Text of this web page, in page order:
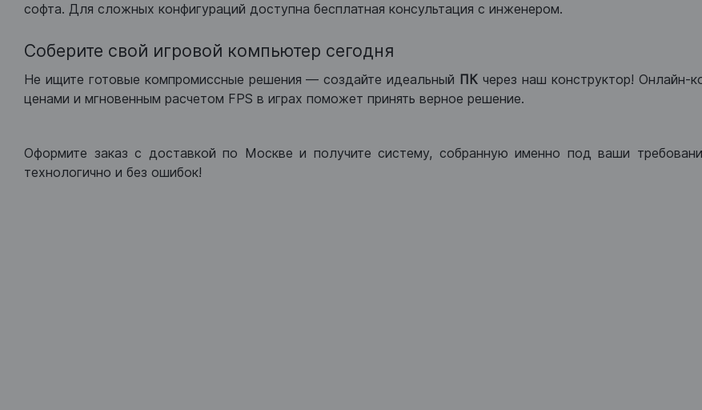
софта. Для сложных конфигураций доступна бесплатная консультация с инженером.
Соберите свой игровой компьютер сегодня
Не ищите готовые компромиссные решения — создайте идеальный ПК через наш конструктор! Онлайн-
ценами и мгновенным расчетом FPS в играх поможет принять верное решение.
Оформите заказ с доставкой по Москве и получите систему, собранную именно под ваши
технологично и без ошибок!